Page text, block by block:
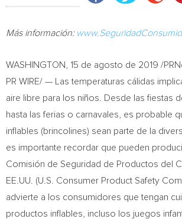
Más información:
WASHINGTON
, 15 de agosto de 2019 /
PR WIRE/ — Las temperaturas cálidas
aire libre para los niños. Desde las fiestas
hasta las ferias o carnavales, es probable
inflables (brincolines) sean parte de la
es importante recordar que pueden
Comisión de Seguridad de Productos del
EE.UU. (U.S. Consumer Product Safety
advierte a los consumidores que tengan
productos inflables, incluso los juegos